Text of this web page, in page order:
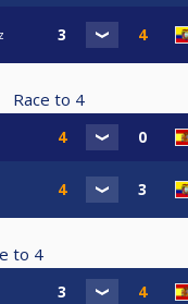
Race to 4
to 4